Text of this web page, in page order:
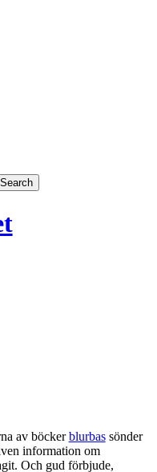
av böckerblurbassönder
information om
Och gud förbjude,